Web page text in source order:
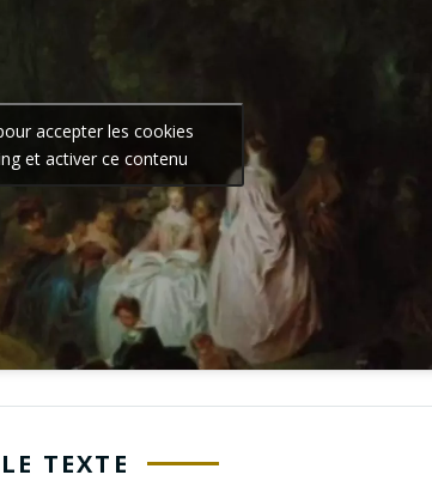
accepter les cookies
et activer ce contenu
LE TEXTE